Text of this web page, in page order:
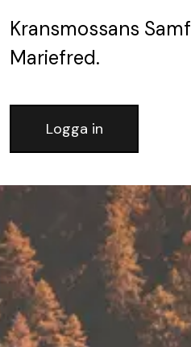
Kransmossans Samf
Mariefred.
Logga in